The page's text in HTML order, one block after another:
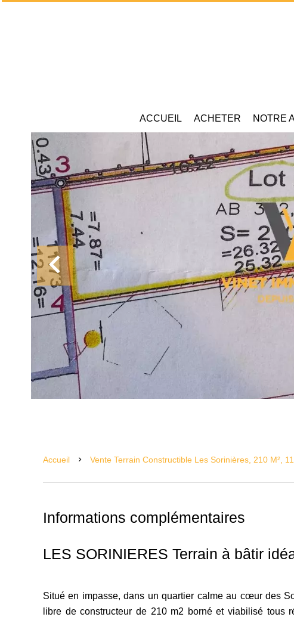
ACCUEIL ACHETER NOTRE
Accueil Vente Terrain Constructible Les Sorinières, 210 M²,
Informations complémentaires
LES SORINIERES Terrain à bâtir
Situé en impasse, dans un quartier calme au cœur des
libre de constructeur de 210 m2 borné et viabilisé tous